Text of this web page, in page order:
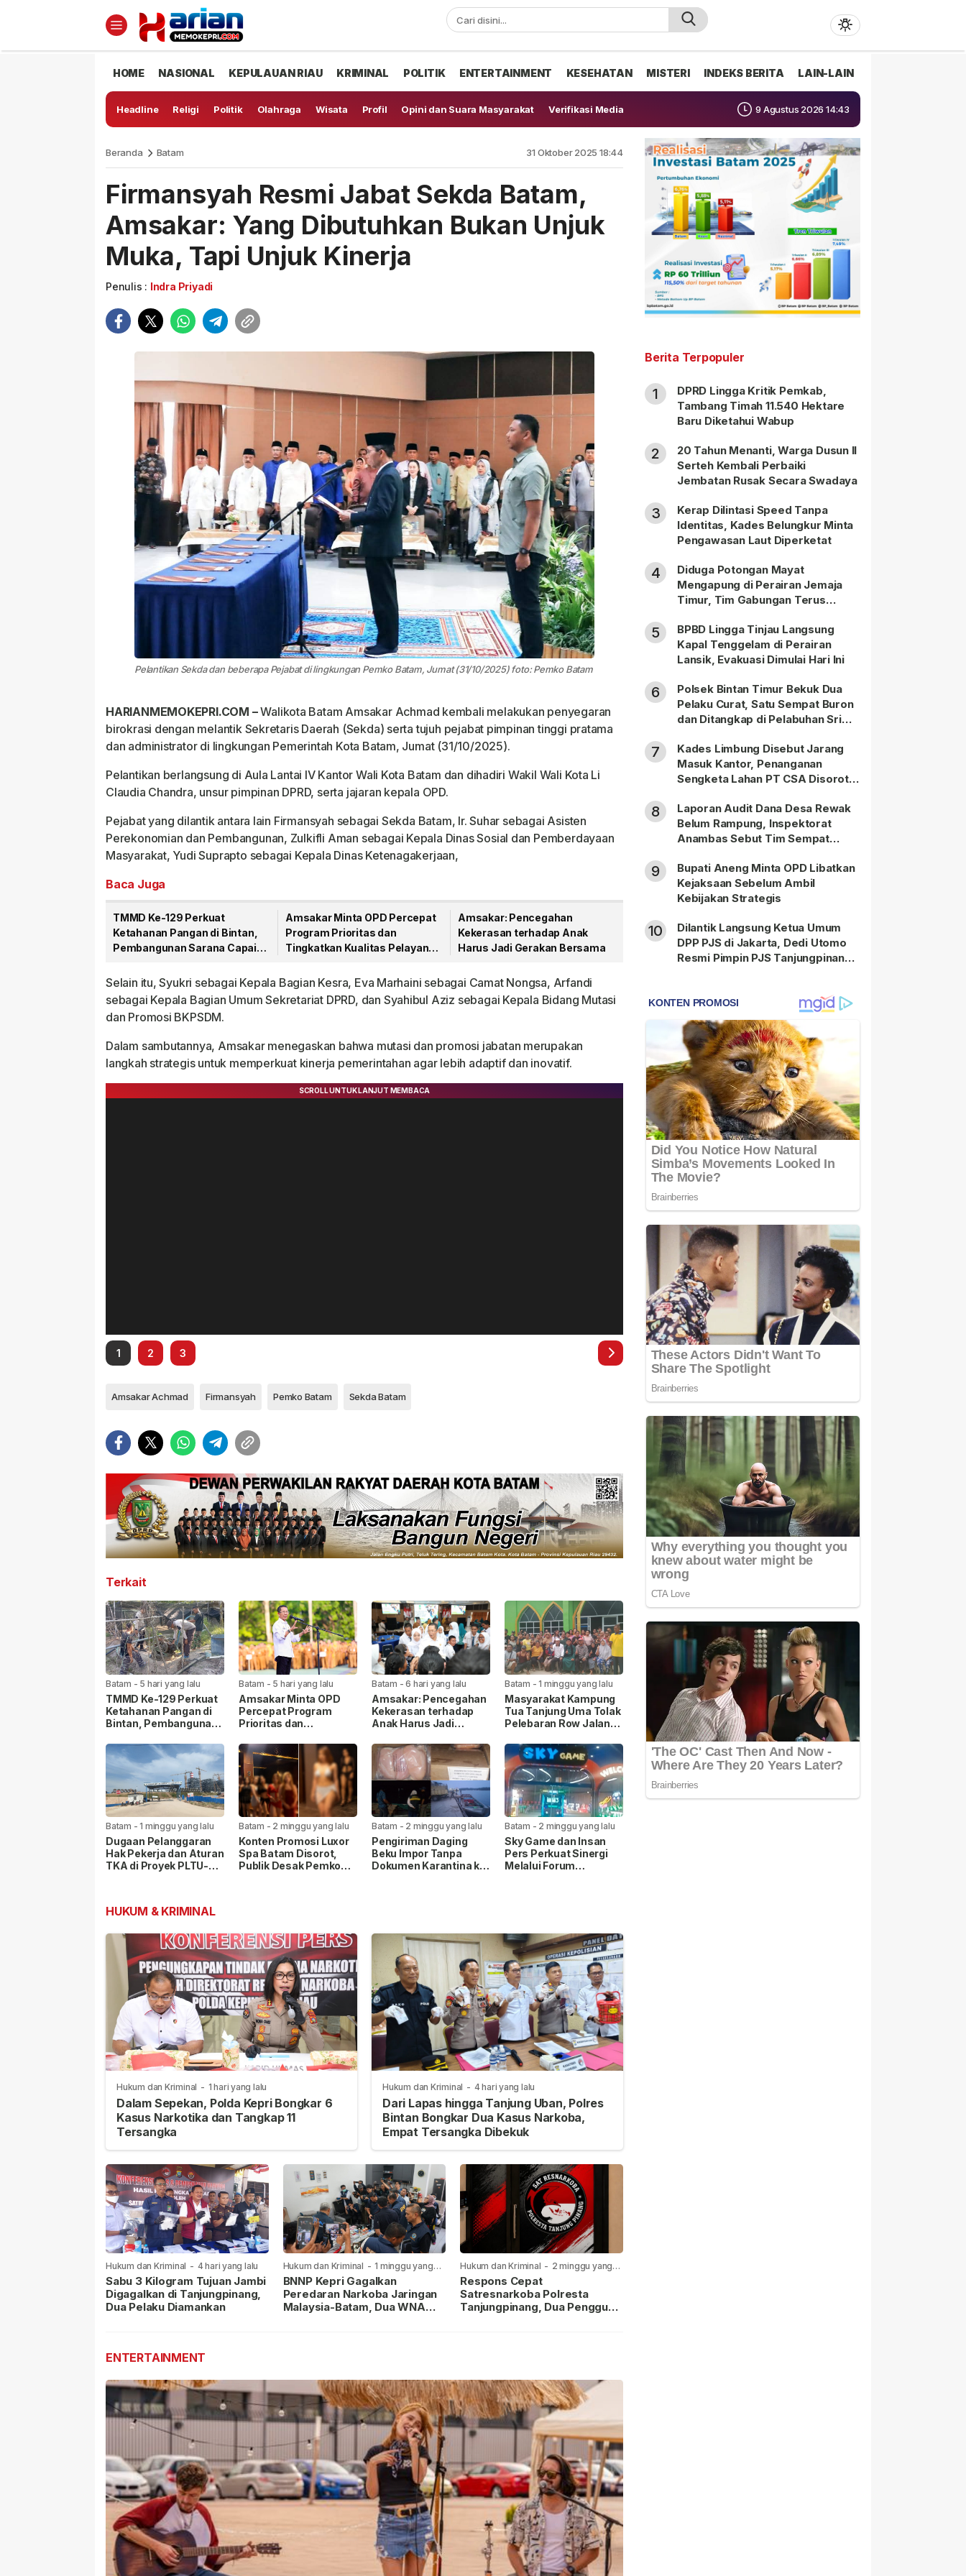
HOME NASIONAL KEPULAUAN RIAU KRIMINAL POLITIK ENTERTAINMENT KESEHATAN MISTERI INDEKS BERITA LAIN-LAIN
Headline Religi Politik Olahraga Wisata Profil Opini dan Suara Masyarakat Verifikasi Media 9 Agustus 2026 14:43
Beranda Batam 31 Oktober 2025 18:44
Firmansyah Resmi Jabat Sekda Batam,
Amsakar: Yang Dibutuhkan Bukan Unjuk
Muka, Tapi Unjuk Kinerja
Penulis : Indra Priyadi
Pelantikan Sekda dan beberapa Pejabat di lingkungan Pemko Batam, Jumat (31/10/2025) foto: Pemko Batam
HARIANMEMOKEPRI.COM –Walikota Batam Amsakar Achmad kembali melakukan penyegaran
birokrasi dengan melantik Sekretaris Daerah (Sekda) serta tujuh pejabat pimpinan tinggi pratama
dan administrator di lingkungan Pemerintah Kota Batam, Jumat (31/10/2025).
Pelantikan berlangsung di Aula Lantai IV Kantor Wali Kota Batam dan dihadiri Wakil Wali Kota Li
Claudia Chandra, unsur pimpinan DPRD, serta jajaran kepala OPD.
Pejabat yang dilantik antara lain Firmansyah sebagai Sekda Batam, Ir. Suhar sebagai Asisten
Perekonomian dan Pembangunan, Zulkifli Aman sebagai Kepala Dinas Sosial dan Pemberdayaan
Masyarakat, Yudi Suprapto sebagai Kepala Dinas Ketenagakerjaan,
Baca Juga
TMMD Ke-129 Perkuat
Ketahanan Pangan di Bintan,
Pembangunan Sarana Capai
Amsakar Minta OPD Percepat
Program Prioritas dan
Tingkatkan Kualitas Pelayanan
Amsakar: Pencegahan
Kekerasan terhadap Anak
Harus Jadi Gerakan Bersama
Selain itu, Syukri sebagai Kepala Bagian Kesra, Eva Marhaini sebagai Camat Nongsa, Arfandi
sebagai Kepala Bagian Umum Sekretariat DPRD, dan Syahibul Aziz sebagai Kepala Bidang Mutasi
dan Promosi BKPSDM.
Dalam sambutannya, Amsakar menegaskan bahwa mutasi dan promosi jabatan merupakan
langkah strategis untuk memperkuat kinerja pemerintahan agar lebih adaptif dan inovatif.
1 2 3
Amsakar Achmad Firmansyah Pemko Batam Sekda Batam
Terkait
Batam - 5 hari yang lalu
TMMD Ke-129 Perkuat
Ketahanan Pangan di
Bintan, Pembangunan
Persen
Batam - 5 hari yang lalu
Amsakar Minta OPD
Percepat Program
Prioritas dan
Pelayanan Publik
Batam -6 hari yang lalu
Amsakar: Pencegahan
Kekerasan terhadap
Anak Harus Jadi
Batam -1 minggu yang lalu
Masyarakat Kampung
Tua Tanjung Uma Tolak
Pelebaran Row Jalan
Agama Kompak Jaga
Masjid Nur Ilahi
Batam -1 minggu yang lalu
Dugaan Pelanggaran
Hak Pekerja dan Aturan
TKA di Proyek PLTU-
Batam - 2 minggu yang lalu
Konten Promosi Luxor
Spa Batam Disorot,
Publik Desak Pemko
Batam - 2 minggu yang lalu
Pengiriman Daging
Beku Impor Tanpa
Dokumen Karantina ke
Batam - 2 minggu yang lalu
Sky Game dan Insan
Pers Perkuat Sinergi
Melalui Forum
HUKUM & KRIMINAL
Hukum dan Kriminal - 1 hari yang lalu
Dalam Sepekan, Polda Kepri Bongkar 6
Kasus Narkotika dan Tangkap 11
Tersangka
Hukum dan Kriminal - 4 hari yang lalu
Dari Lapas hingga Tanjung Uban, Polres
Bintan Bongkar Dua Kasus Narkoba,
Empat Tersangka Dibekuk
Hukum dan Kriminal - 4 hari yang lalu
Sabu 3 Kilogram Tujuan Jambi
Digagalkan di Tanjungpinang,
Dua Pelaku Diamankan
Hukum dan Kriminal - 1 minggu yang
lalu
BNNP Kepri Gagalkan
Peredaran Narkoba Jaringan
Malaysia-Batam, Dua WNA
Hukum dan Kriminal - 2 minggu yang
lalu
Respons Cepat
Satresnarkoba Polresta
Tanjungpinang, Dua Pengguna
ENTERTAINMENT
Berita Terpopuler
1
DPRD Lingga Kritik Pemkab,
Tambang Timah 11.540 Hektare
Baru Diketahui Wabup
2
20 Tahun Menanti, Warga Dusun II
Serteh Kembali Perbaiki
Jembatan Rusak Secara Swadaya
3
Kerap Dilintasi Speed Tanpa
Identitas, Kades Belungkur Minta
Pengawasan Laut Diperketat
4
Diduga Potongan Mayat
Mengapung di Perairan Jemaja
Timur, Tim Gabungan Terus
5
BPBD Lingga Tinjau Langsung
Kapal Tenggelam di Perairan
Lansik, Evakuasi Dimulai Hari Ini
6
Polsek Bintan Timur Bekuk Dua
Pelaku Curat, Satu Sempat Buron
dan Ditangkap di Pelabuhan Sri
7
Kades Limbung Disebut Jarang
Masuk Kantor, Penanganan
Sengketa Lahan PT CSA Disorot
8
Laporan Audit Dana Desa Rewak
Belum Rampung, Inspektorat
Anambas Sebut Tim Sempat
9
Bupati Aneng Minta OPD Libatkan
Kejaksaan Sebelum Ambil
Kebijakan Strategis
10
Dilantik Langsung Ketua Umum
DPP PJS di Jakarta, Dedi Utomo
Resmi Pimpin PJS Tanjungpinang-